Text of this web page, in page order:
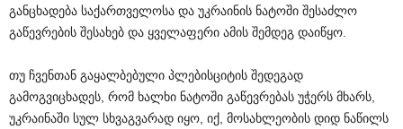
განცხადება საქართველოსა და უკრაინის ნატოში შესაძლო
გაწევრების შესახებ და ყველაფერი ამის შემდეგ დაიწყო.
თუ ჩვენთან გაყალბებული პლებისციტის შედეგად
გამოგვიცხადეს, რომ ხალხი ნატოში გაწევრებას უჭერს მხარს,
უკრაინაში სულ სხვაგვარად იყო, იქ, მოსახლეობის დიდ ნაწილს